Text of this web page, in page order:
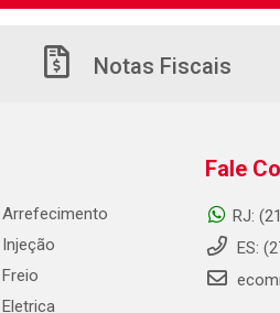
Notas Fiscais
Arrefecimento
Injeção
Freio
Eletrica
Fale
RJ:
ES: